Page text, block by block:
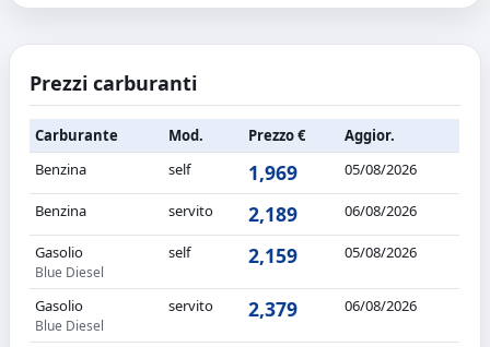
Prezzi carburanti
Carburante Mod. Prezzo €
Aggior.
Benzina
self 1,969 05/08/2026
Benzina servito 2,189 06/08/2026
Gasolio
Blue Diesel
self 2,159 05/08/2026
Gasolio
Blue Diesel
servito 2,379 06/08/2026